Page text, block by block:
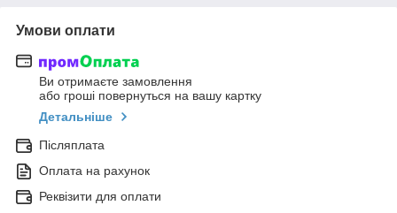
Умови оплати
Ви отримаєте замовлення
або гроші повернуться на вашу картку
Детальніше
Післяплата
Оплата на рахунок
Реквізити для оплати